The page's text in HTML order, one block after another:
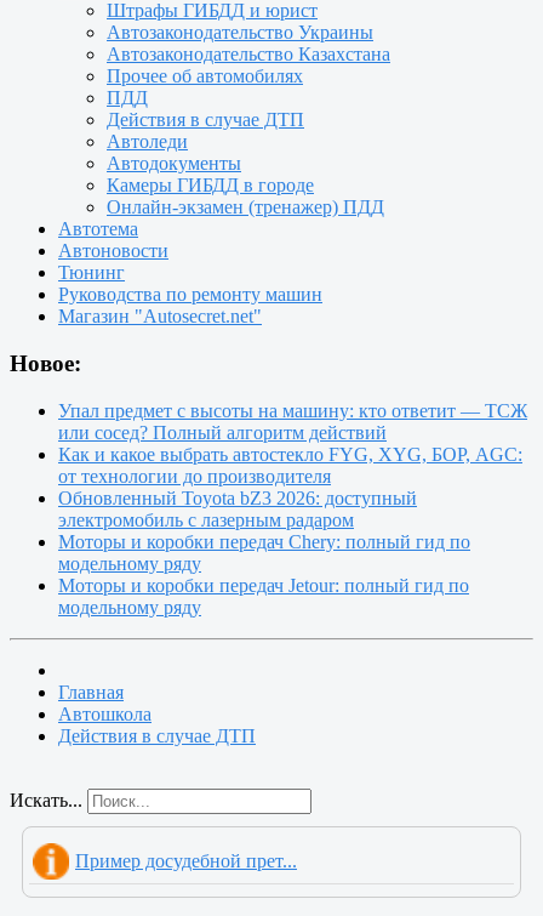
Штрафы ГИБДД и юрист
Автозаконодательство Украины
Автозаконодательство Казахстана
Прочее об автомобилях
ПДД
Действия в случае ДТП
Автоледи
Автодокументы
Камеры ГИБДД в городе
Онлайн-экзамен (тренажер) ПДД
Автотема
Автоновости
Тюнинг
Руководства по ремонту машин
Магазин "Autosecret.net"
Новое:
Упал предмет с высоты на машину: кто ответит — ТСЖ
или сосед? Полный алгоритм действий
Как и какое выбрать автостекло FYG, XYG, БОР, AGC:
от технологии до производителя
Обновленный Toyota bZ3 2026: доступный
электромобиль с лазерным радаром
Моторы и коробки передач Chery: полный гид по
модельному ряду
Моторы и коробки передач Jetour: полный гид по
модельному ряду
Главная
Автошкола
Действия в случае ДТП
Искать...
Пример досудебной прет...